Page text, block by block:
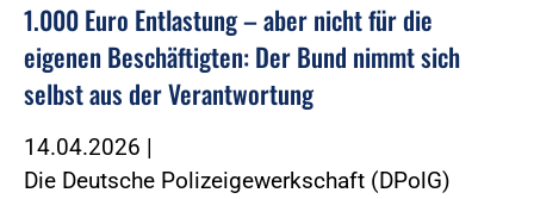
1.000 Euro Entlastung – aber nicht für die
eigenen Beschäftigten: Der Bund nimmt sich
selbst aus der Verantwortung
14.04.2026 |
Die Deutsche Polizeigewerkschaft (DPolG)